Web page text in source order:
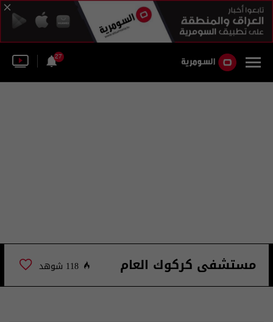
27
مستشفى كركوك العام 118 شوهد